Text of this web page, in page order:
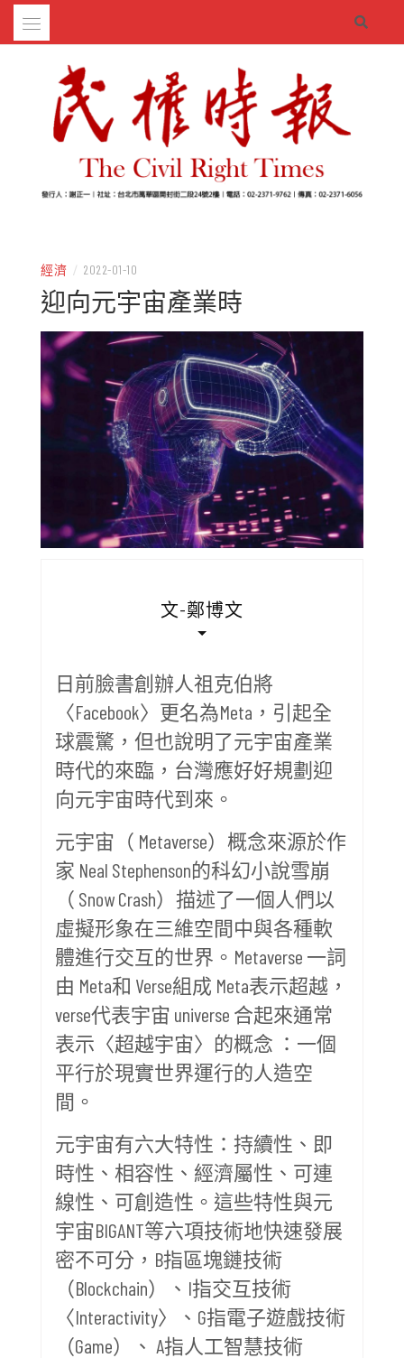
Skip
經濟 / 2022-01-10
迎向元宇宙產業時
文-鄭博文
日前臉書創辦人祖克伯將
〈Facebook〉更名為Meta，引起全
球震驚，但也說明了元宇宙產業
時代的來臨，台灣應好好規劃迎
向元宇宙時代到來。
元宇宙（ Metaverse）概念來源於作
家 Neal Stephenson的科幻小說雪崩
（ Snow Crash）描述了一個人們以
虛擬形象在三維空間中與各種軟
體進行交互的世界。Metaverse 一詞
由 Meta和 Verse組成 Meta表示超越，
verse代表宇宙 universe 合起來通常
表示〈超越宇宙〉的概念 ：一個
平行於現實世界運行的人造空
間。
元宇宙有六大特性：持續性、即
時性、相容性、經濟屬性、可連
線性、可創造性。這些特性與元
宇宙BIGANT等六項技術地快速發展
密不可分，B指區塊鏈技術
（Blockchain）、I指交互技術
〈Interactivity〉、G指電子遊戲技術
（Game）、 A指人工智慧技術